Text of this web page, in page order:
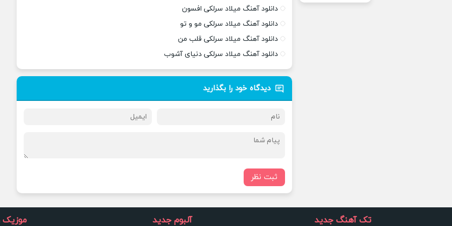
دانلود آهنگ میلاد سرلکی افسون
دانلود آهنگ میلاد سرلکی مو و تو
دانلود آهنگ میلاد سرلکی قلب من
دانلود آهنگ میلاد سرلکی دنیای آشوب
دیدگاه خود را بگذارید
ثبت نظر
تک آهنگ جدید آلبوم جدید موزیک